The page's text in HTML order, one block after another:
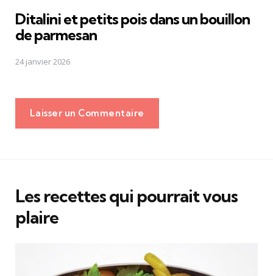
Ditalini et petits pois dans un bouillon
de parmesan
24 janvier 2026
Laisser un Commentaire
Les recettes qui pourrait vous
plaire